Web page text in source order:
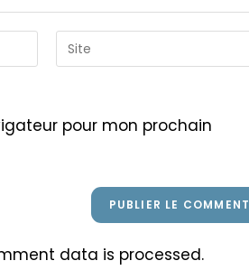
Saisir
l’URL
site
pour mon prochain
data is processed.